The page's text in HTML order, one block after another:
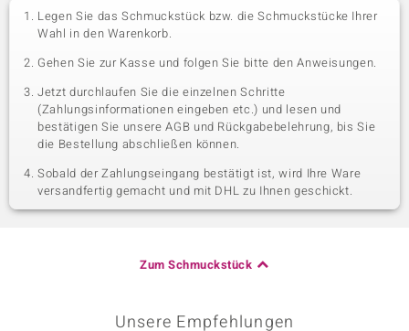
Legen Sie das Schmuckstück bzw. die Schmuckstücke Ihrer
Wahl in den Warenkorb.
Gehen Sie zur Kasse und folgen Sie bitte den Anweisungen.
Jetzt durchlaufen Sie die einzelnen Schritte
(Zahlungsinformationen eingeben etc.) und lesen und
bestätigen Sie unsere AGB und Rückgabebelehrung, bis Sie
die Bestellung abschließen können.
Sobald der Zahlungseingang bestätigt ist, wird Ihre Ware
versandfertig gemacht und mit DHL zu Ihnen geschickt.
Zum Schmuckstück
Unsere Empfehlungen